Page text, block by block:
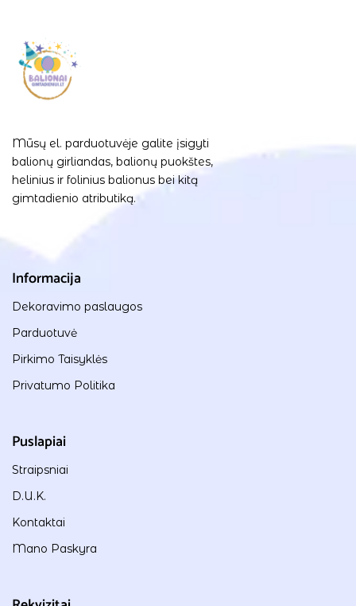
Mūsų el. parduotuvėje galite įsigyti
balionų girliandas, balionų puokštes,
helinius ir folinius balionus bei kitą
gimtadienio atributiką.
Informacija
Dekoravimo paslaugos
Parduotuvė
Pirkimo Taisyklės
Privatumo Politika
Puslapiai
Straipsniai
D.U.K.
Kontaktai
Mano Paskyra